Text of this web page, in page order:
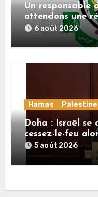
Un responsable
attendons une
Mladenov
de la deuxième
6 août 2026
Hamas Palestine
Doha : Israël se
cessez-le-feu
ses5 août 2026